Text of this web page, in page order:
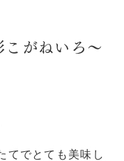
がねいろ〜
てでとても美味し